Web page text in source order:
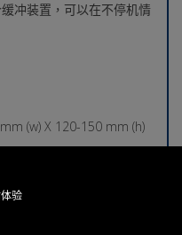
冲装置，可以在不停机情
(w) X 120-150 mm (h)
2500 mm (h)